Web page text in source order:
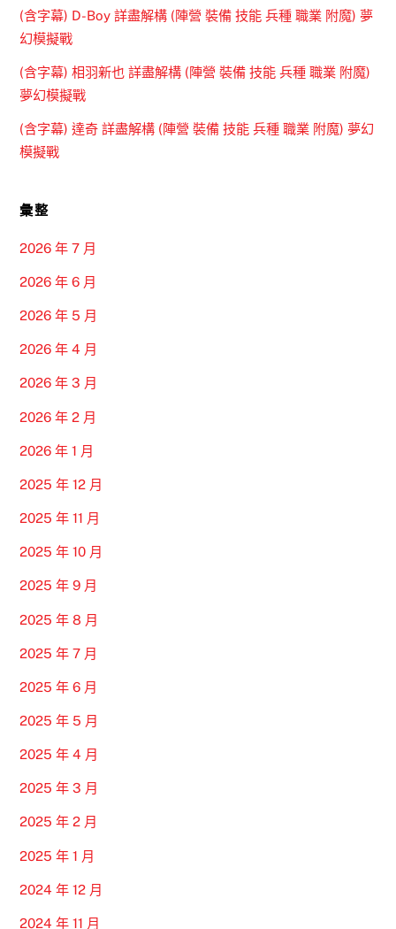
(含字幕) D-Boy 詳盡解構 (陣營 裝備 技能 兵種 職業 附魔) 夢
幻模擬戰
(含字幕) 相羽新也 詳盡解構 (陣營 裝備 技能 兵種 職業 附魔)
夢幻模擬戰
(含字幕) 達奇 詳盡解構 (陣營 裝備 技能 兵種 職業 附魔) 夢幻
模擬戰
彙整
2026 年 7 月
2026 年 6 月
2026 年 5 月
2026 年 4 月
2026 年 3 月
2026 年 2 月
2026 年 1 月
2025 年 12 月
2025 年 11 月
2025 年 10 月
2025 年 9 月
2025 年 8 月
2025 年 7 月
2025 年 6 月
2025 年 5 月
2025 年 4 月
2025 年 3 月
2025 年 2 月
2025 年 1 月
2024 年 12 月
2024 年 11 月